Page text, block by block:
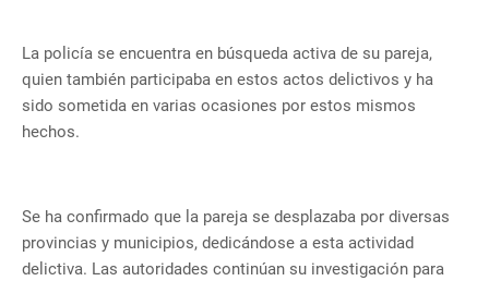
La policía se encuentra en búsqueda activa de su pareja,
quien también participaba en estos actos delictivos y ha
sido sometida en varias ocasiones por estos mismos
hechos.
Se ha confirmado que la pareja se desplazaba por diversas
provincias y municipios, dedicándose a esta actividad
delictiva. Las autoridades continúan su investigación para